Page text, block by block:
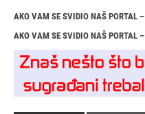
AKO VAM SE SVIDIO NAŠ PORTAL –
AKO VAM SE SVIDIO NAŠ PORTAL –